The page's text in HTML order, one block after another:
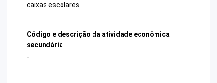
caixas escolares
Código e descrição da atividade econômica
secundária
-